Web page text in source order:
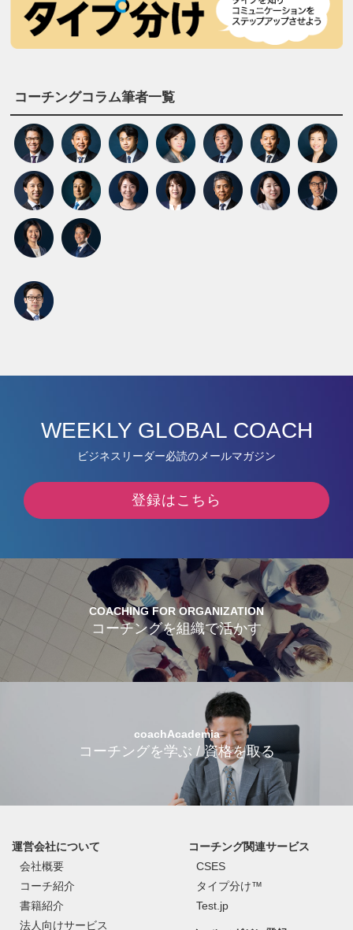
コーチングコラム筆者一覧
WEEKLY GLOBAL COACH
ビジネスリーダー必読のメールマガジン
登録はこちら
COACHING FOR ORGANIZATION
コーチングを組織で活かす
coachAcademia
コーチングを学ぶ / 資格を取る
運営会社について
会社概要
コーチ紹介
書籍紹介
法人向けサービス
コーチング関連サービス
CSES
タイプ分け™
Test.jp